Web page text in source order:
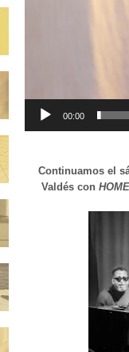
00:00
Continuamos el
Valdés con